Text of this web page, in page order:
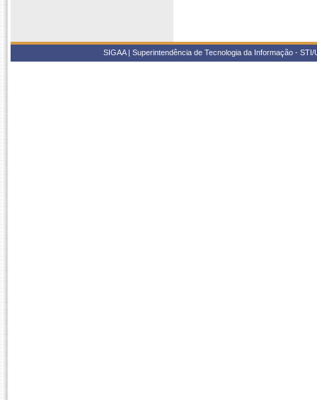
SIGAA | Superintendência de Tecnologia da Informação -